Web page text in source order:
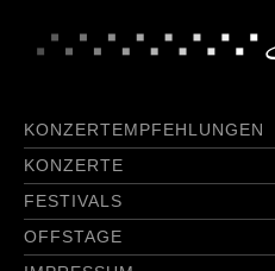
KONZERTEMPFEHLUNGEN
KONZERTE
FESTIVALS
OFFSTAGE